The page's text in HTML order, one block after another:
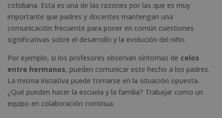
cotidiana. Esta es una de las razones por las que es muy
importante que padres y docentes mantengan una
comunicación frecuente para poner en común cuestiones
significativas sobre el desarrollo y la evolución del niño.
Por ejemplo, si los profesores observan síntomas de celos
entre hermanos, pueden comunicar este hecho a los padres.
La misma iniciativa puede tomarse en la situación opuesta.
¿Qué pueden hacer la escuela y la familia? Trabajar como un
equipo en colaboración continua.